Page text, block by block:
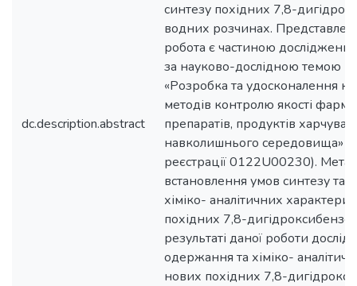
dc.description.abstract
синтезу похідних 7,8-
водних розчинах.
робота є частиною досліджень,
за науково-дослідною темою
«Розробка та удосконалення
методів контролю якості
препаратів, продуктів
навколишнього середовища»
реєстрації 0122U00230). Мета
встановлення умов синтезу та
хіміко- аналітичних
похідних 7,8-
результаті даної роботи
одержання та хіміко-
нових похідних 7,8-